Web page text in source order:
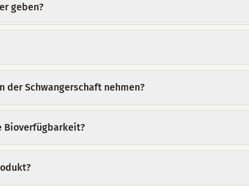
geben?
der Schwangerschaft nehmen?
Bioverfügbarkeit?